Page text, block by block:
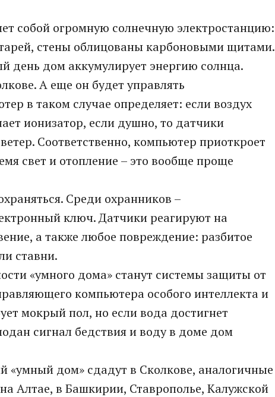
собой огромную солнечную электростанцию:
стены облицованы карбоновыми щитами.
день дом аккумулирует энергию солнца.
А еще он будет управлять
в таком случае определяет: если воздух
ионизатор, если душно, то датчики
Соответственно, компьютер приоткроет
свет и отопление – это вообще проще
Среди охранников –
ключ. Датчики реагируют на
а также любое повреждение: разбитое
ставни.
«умного дома» станут системы защиты от
компьютера особого интеллекта и
мокрый пол, но если вода достигнет
сигнал бедствия и воду в доме дом
«умный дом» сдадут в Сколкове, аналогичные
Алтае, в Башкирии, Ставрополье, Калужской